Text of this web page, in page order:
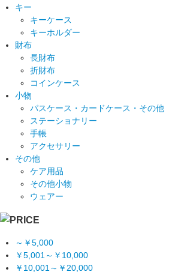
キー
キーケース
キーホルダー
財布
長財布
折財布
コインケース
小物
パスケース・カードケース・その他
ステーショナリー
手帳
アクセサリー
その他
ケア用品
その他小物
ウェアー
～￥5,000
￥5,001～￥10,000
￥10,001～￥20,000